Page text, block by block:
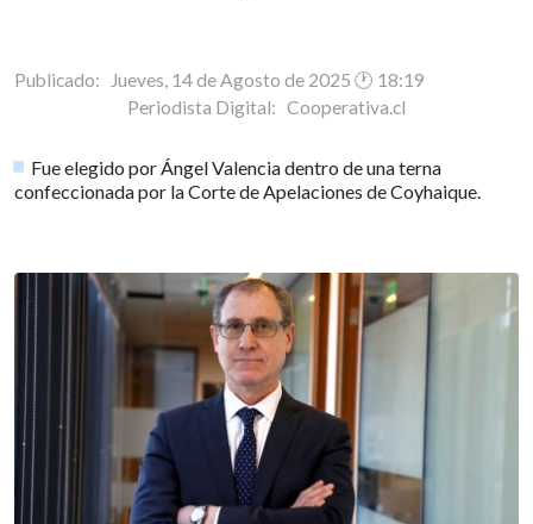
Publicado: Jueves, 14 de Agosto de 2025 🕐 18:19
Periodista Digital: Cooperativa.cl
Fue elegido por Ángel Valencia dentro de una terna
confeccionada por la Corte de Apelaciones de Coyhaique.